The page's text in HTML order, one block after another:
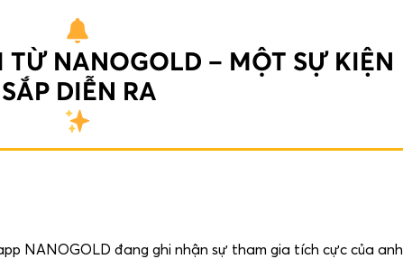
TỪ NANOGOLD – MỘT SỰ KIỆN
DIỄN RA
NANOGOLD đang ghi nhận sự tham gia tích cực của anh